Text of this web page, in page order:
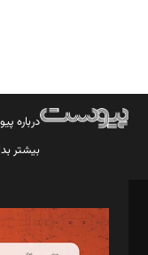
درباره
بیشتر
مدیر مسئول: محمدباقر
سردبیر: مهرک محمودی